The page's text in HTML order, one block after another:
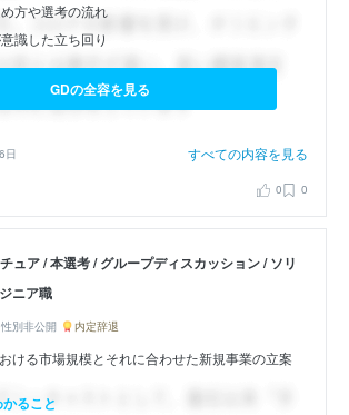
方や選考の流れ
識した立ち回り
GDの全容を見る
日 すべての内容を見る
0 0
ュア / 本選考 / グループディスカッション / ソリ
ニア職
別非公開 内定辞退
ける市場規模とそれに合わせた新規事業の立案
ること